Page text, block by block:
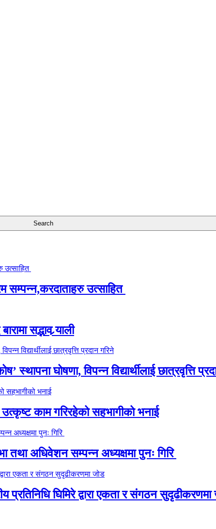
सम्पन्न,करदाताहरु उत्साहित
सद्भाव र्‍याली
स्थापना घोषणा, विपन्न विद्यार्थीलाई छात्रवृत्ति
काम गरिरहेको सहभागीको भनाई
तथा अधिवेशन सम्पन्न अध्यक्षमा पुनः गिरि
प्रतिनिधि घिमिरे द्वारा एकता र संगठन